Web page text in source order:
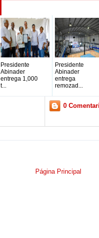
Presidente
Abinader
entrega 1,000
t...
Presidente
Abinader
entrega
remozad...
0
Página Principal